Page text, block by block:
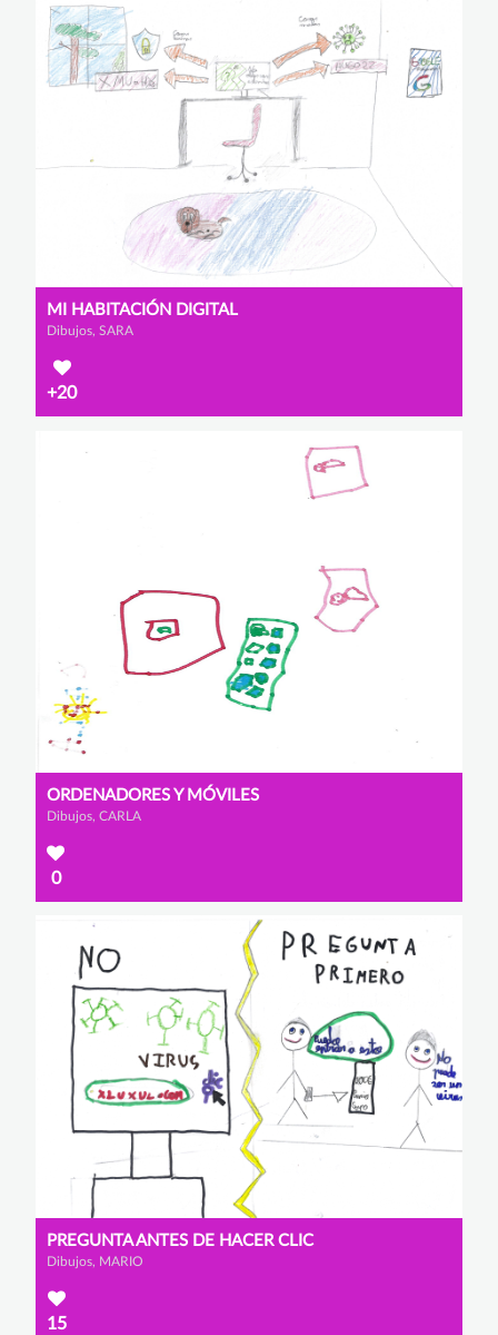
MI HABITACIÓN DIGITAL
Dibujos, SARA
+20
ORDENADORES Y MÓVILES
Dibujos, CARLA
0
PREGUNTA ANTES DE HACER CLIC
Dibujos, MARIO
15